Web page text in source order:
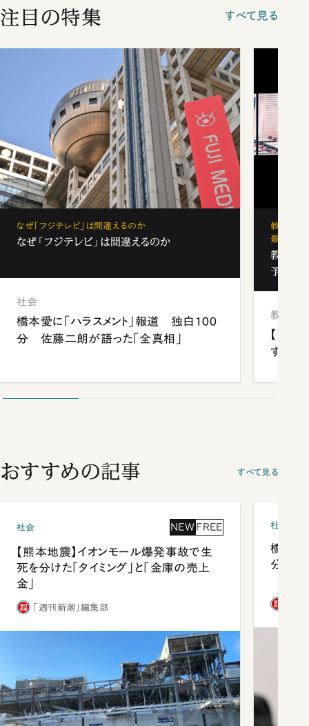
注目の特集 すべて見る
なぜ「フジテレビ」は間違えるのか
なぜ「フジテレビ」は間違えるのか
社会
橋本愛に「ハラスメント」報道 独白100
分 佐藤二朗が語った「全真相」
教育の地
最新勢力
教育の
予備校
教育
【中国
する“
おすすめの記事 すべて見る
社会 NEW FREE
【熊本地震】イオンモール爆発事故で生
死を分けた「タイミング」と「金庫の売上
金」
「週刊新潮」編集部
社会
橋本愛
分 佐